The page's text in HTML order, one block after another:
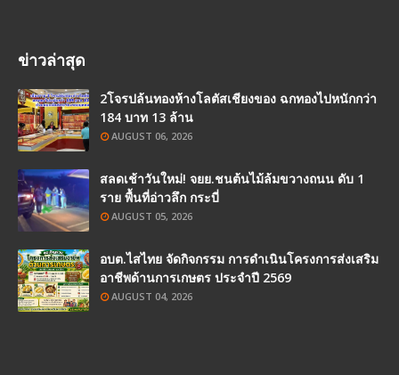
ข่าวล่าสุด
2โจรปล้นทองห้างโลตัสเชียงของ ฉกทองไปหนักกว่า
184 บาท 13 ล้าน
AUGUST 06, 2026
สลดเช้าวันใหม่! จยย.ชนต้นไม้ล้มขวางถนน ดับ 1
ราย พื้นที่อ่าวลึก กระบี่
AUGUST 05, 2026
อบต.ไสไทย จัดกิจกรรม การดำเนินโครงการส่งเสริม
อาชีพด้านการเกษตร ประจำปี 2569
AUGUST 04, 2026